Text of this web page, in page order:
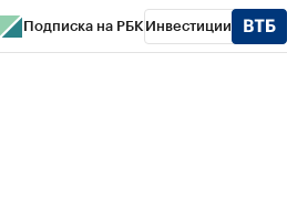
Подписка на РБК Инвестиции